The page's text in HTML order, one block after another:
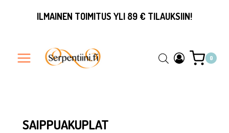
ILMAINEN TOIMITUS YLI 89 € TILAUKSIIN!
0
Saippuakuplat ... Content continues. Activate the Näytä
SAIPPUAKUPLAT